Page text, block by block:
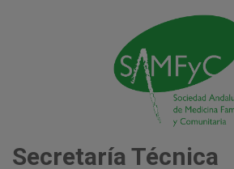
Secretaría Técnica